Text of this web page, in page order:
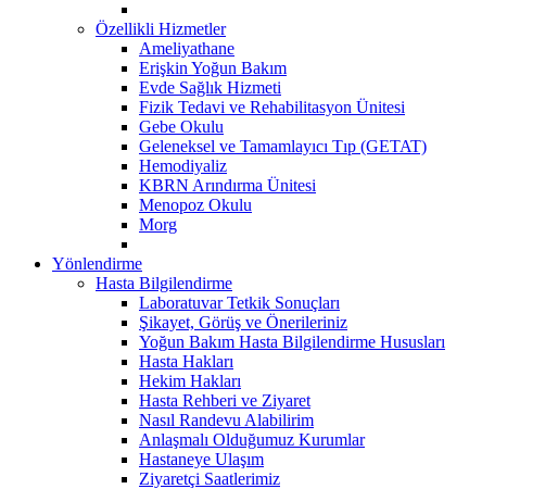
Özellikli Hizmetler
Ameliyathane
Erişkin Yoğun Bakım
Evde Sağlık Hizmeti
Fizik Tedavi ve Rehabilitasyon Ünitesi
Gebe Okulu
Geleneksel ve Tamamlayıcı Tıp (GETAT)
Hemodiyaliz
KBRN Arındırma Ünitesi
Menopoz Okulu
Morg
Yönlendirme
Hasta Bilgilendirme
Laboratuvar Tetkik Sonuçları
Şikayet, Görüş ve Önerileriniz
Yoğun Bakım Hasta Bilgilendirme Hususları
Hasta Hakları
Hekim Hakları
Hasta Rehberi ve Ziyaret
Nasıl Randevu Alabilirim
Anlaşmalı Olduğumuz Kurumlar
Hastaneye Ulaşım
Ziyaretçi Saatlerimiz